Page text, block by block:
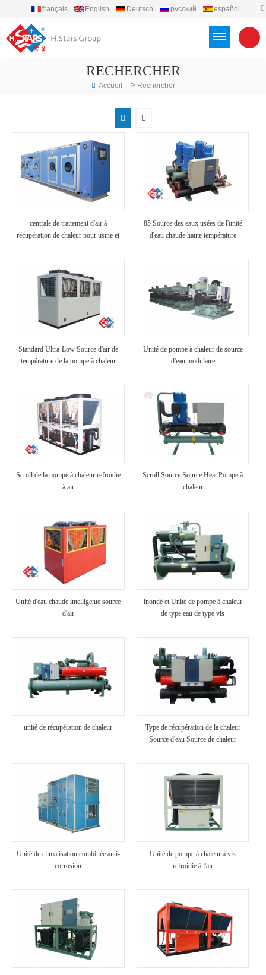
français English Deutsch русский
español
RECHERCHER
Accueil > Rechercher
centrale de traitement d'air à
récupération de chaleur pour usine et
85 Source des eaux usées de l'unité
d'eau chaude haute température
Standard Ultra-Low Source d'air de
température de la pompe à chaleur
Unité de pompe à chaleur de source
d'eau modulaire
Scroll de la pompe à chaleur refroidie
à air
Scroll Source Source Heat Pompe à
chaleur
Unité d'eau chaude intelligente source
d'air
inondé et Unité de pompe à chaleur
de type eau de type vis
unité de récupération de chaleur
Type de récupération de la chaleur
Source d'eau Source de chaleur
Unité de climatisation combinée anti-
corrosion
Unité de pompe à chaleur à vis
refroidie à l'air